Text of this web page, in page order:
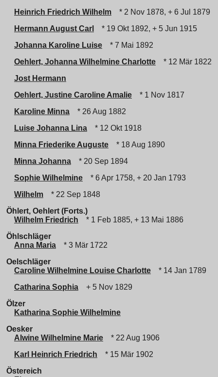
Heinrich Friedrich Wilhelm
* 2 Nov 1878, + 6 Jul 1879
Hermann August Carl
* 19 Okt 1892, + 5 Jun 1915
Johanna Karoline Luise
* 7 Mai 1892
Oehlert, Johanna Wilhelmine Charlotte
* 12 Mär 1822
Jost Hermann
Oehlert, Justine Caroline Amalie
* 1 Nov 1817
Karoline Minna
* 26 Aug 1882
Luise Johanna Lina
* 12 Okt 1918
Minna Friederike Auguste
* 18 Aug 1890
Minna Johanna
* 20 Sep 1894
Sophie Wilhelmine
* 6 Apr 1758, + 20 Jan 1793
Wilhelm
* 22 Sep 1848
Öhlert, Oehlert (Forts.)
Wilhelm Friedrich
* 1 Feb 1885, + 13 Mai 1886
Öhlschläger
Anna Maria
* 3 Mär 1722
Oelschläger
Caroline Wilhelmine Louise Charlotte
* 14 Jan 1789
Catharina Sophia
+ 5 Nov 1829
Ölzer
Katharina Sophie Wilhelmine
Oesker
Alwine Wilhelmine Marie
* 22 Aug 1906
Karl Heinrich Friedrich
* 15 Mär 1902
Östereich